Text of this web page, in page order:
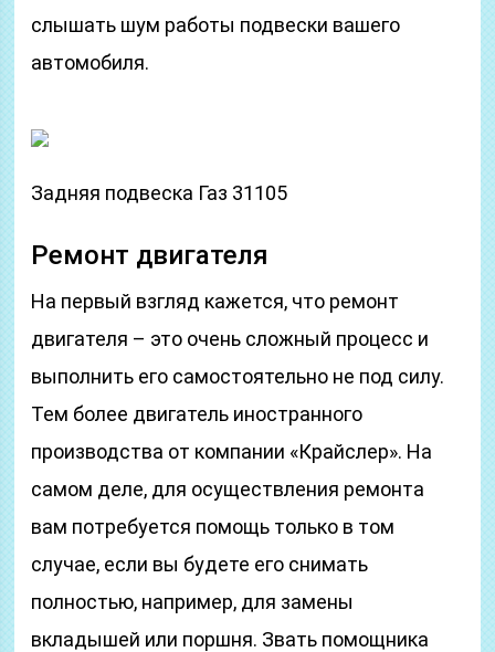
слышать шум работы подвески вашего
автомобиля.
Задняя подвеска Газ 31105
Ремонт двигателя
На первый взгляд кажется, что ремонт
двигателя – это очень сложный процесс и
выполнить его самостоятельно не под силу.
Тем более двигатель иностранного
производства от компании «Крайслер». На
самом деле, для осуществления ремонта
вам потребуется помощь только в том
случае, если вы будете его снимать
полностью, например, для замены
вкладышей или поршня. Звать помощника